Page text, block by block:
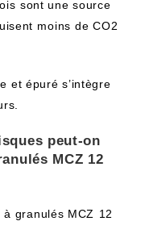
⁣sont une source
⁣moins⁤ de CO2
et épuré s’intègre
peut-on
MCZ 12
granulés ‍MCZ⁢ 12